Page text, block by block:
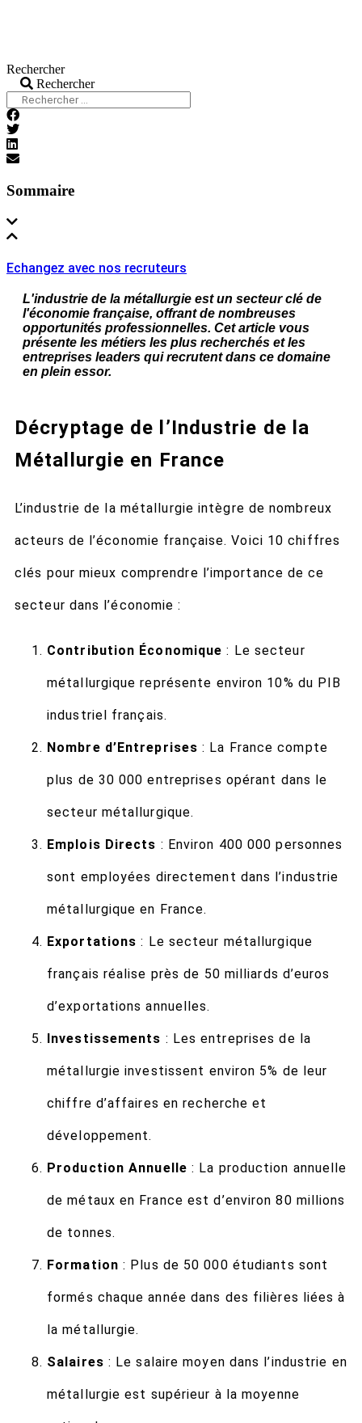
Rechercher
Rechercher
Sommaire
Echangez avec nos recruteurs
L'industrie de la métallurgie est un secteur clé de
l'économie française, offrant de nombreuses
opportunités professionnelles. Cet article vous
présente les métiers les plus recherchés et les
entreprises leaders qui recrutent dans ce domaine
en plein essor.
Décryptage de l’Industrie de la
Métallurgie en France
L’industrie de la métallurgie intègre de nombreux
acteurs de l’économie française. Voici 10 chiffres
clés pour mieux comprendre l’importance de ce
secteur dans l’économie :
Contribution Économique : Le secteur
métallurgique représente environ 10% du PIB
industriel français.
Nombre d’Entreprises : La France compte
plus de 30 000 entreprises opérant dans le
secteur métallurgique.
Emplois Directs : Environ 400 000 personnes
sont employées directement dans l’industrie
métallurgique en France.
Exportations : Le secteur métallurgique
français réalise près de 50 milliards d’euros
d’exportations annuelles.
Investissements : Les entreprises de la
métallurgie investissent environ 5% de leur
chiffre d’affaires en recherche et
développement.
Production Annuelle : La production annuelle
de métaux en France est d’environ 80 millions
de tonnes.
Formation : Plus de 50 000 étudiants sont
formés chaque année dans des filières liées à
la métallurgie.
Salaires : Le salaire moyen dans l’industrie en
métallurgie est supérieur à la moyenne